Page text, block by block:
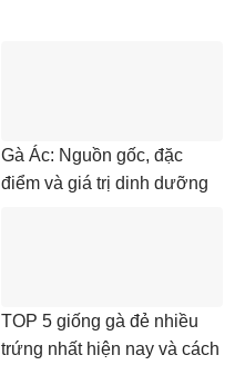
Gà Ác: Nguồn gốc, đặc
điểm và giá trị dinh dưỡng
TOP 5 giống gà đẻ nhiều
trứng nhất hiện nay và cách